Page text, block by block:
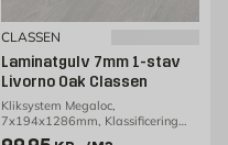
CLASSEN
Laminatgulv 7mm 1-stav
Livorno Oak Classen
Kliksystem Megaloc,
7x194x1286mm, Klassificering
AC4/32, 2,24m2/pakke